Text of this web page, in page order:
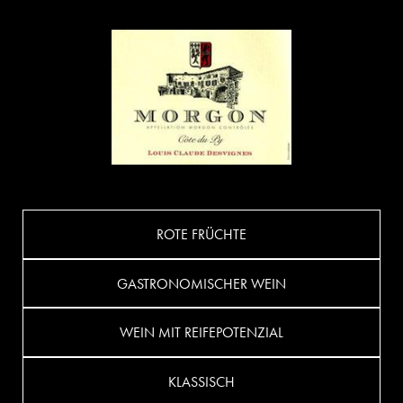
ROTE FRÜCHTE
GASTRONOMISCHER WEIN
WEIN MIT REIFEPOTENZIAL
KLASSISCH